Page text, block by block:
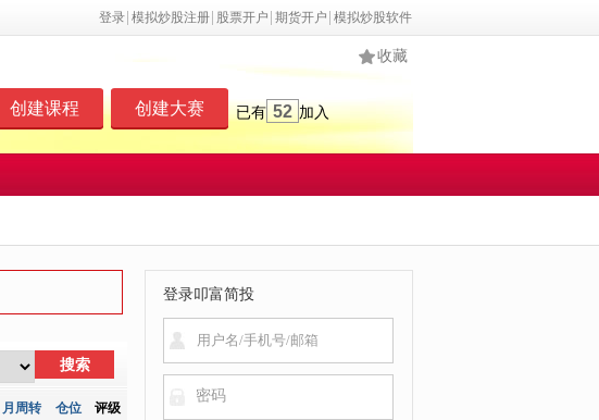
登录 模拟炒股注册 股票开户 期货开户 模拟炒股软件
收藏
创建课程 创建大赛 已有 52 加入
搜索
月周转 仓位 评级
登录叩富简投
密码